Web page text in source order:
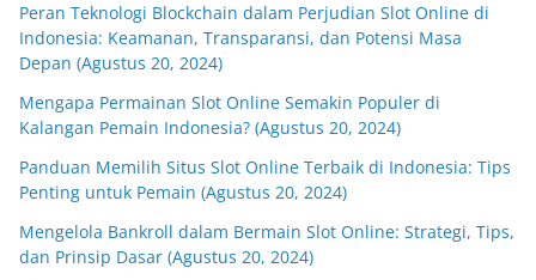
Peran Teknologi Blockchain dalam Perjudian Slot Online di
Indonesia: Keamanan, Transparansi, dan Potensi Masa
Depan (Agustus 20, 2024)
Mengapa Permainan Slot Online Semakin Populer di
Kalangan Pemain Indonesia? (Agustus 20, 2024)
Panduan Memilih Situs Slot Online Terbaik di Indonesia: Tips
Penting untuk Pemain (Agustus 20, 2024)
Mengelola Bankroll dalam Bermain Slot Online: Strategi, Tips,
dan Prinsip Dasar (Agustus 20, 2024)